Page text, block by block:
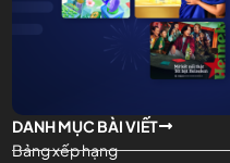
DANH MỤC BÀI VIẾT
Bảng xếp hạng